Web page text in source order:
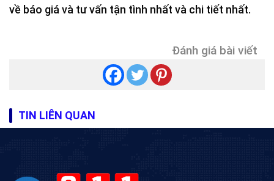
về báo giá và tư vấn tận tình nhất và chi tiết nhất.
Đánh giá bài viết
TIN LIÊN QUAN